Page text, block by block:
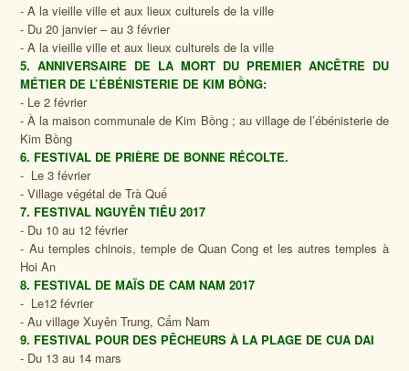
- A la vieille ville et aux lieux culturels de la ville
- Du 20 janvier – au 3 février
- A la vieille ville et aux lieux culturels de la ville
5. ANNIVERSAIRE DE LA MORT DU PREMIER ANCÊTRE DU
MÉTIER DE L’ÉBÉNISTERIE DE KIM BỒNG:
- Le 2 février
- À la maison communale de Kim Bồng ; au village de l’ébénisterie de
Kim Bồng
6. FESTIVAL DE PRIÈRE DE BONNE RÉCOLTE.
- Le 3 février
- Village végétal de Trà Quế
7. FESTIVAL NGUYÊN TIÊU 2017
- Du 10 au 12 février
- Au temples chinois, temple de Quan Cong et les autres temples à
Hoi An
8. FESTIVAL DE MAÏS DE CAM NAM 2017
- Le12 février
- Au village Xuyên Trung, Cẩm Nam
9. FESTIVAL POUR DES PÊCHEURS À LA PLAGE DE CUA DAI
- Du 13 au 14 mars